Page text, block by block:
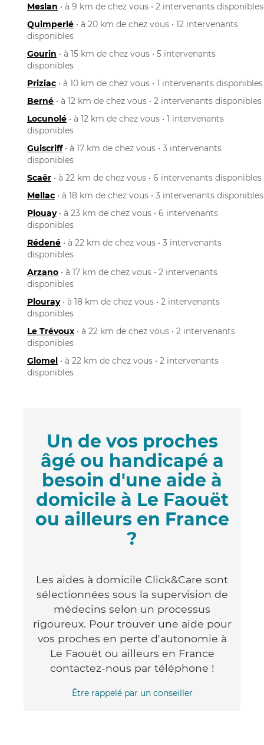
Meslan • à 9 km de chez vous • 2 intervenants disponibles
Quimperlé • à 20 km de chez vous • 12 intervenants
disponibles
Gourin • à 15 km de chez vous • 5 intervenants
disponibles
Priziac • à 10 km de chez vous • 1 intervenants disponibles
Berné • à 12 km de chez vous • 2 intervenants disponibles
Locunolé • à 12 km de chez vous • 1 intervenants
disponibles
Guiscriff• à 17 km de chez vous • 3 intervenants
disponibles
Scaër • à 22 km de chez vous • 6 intervenants disponibles
Mellac • à 18 km de chez vous • 3 intervenants disponibles
Plouay• à 23 km de chez vous • 6 intervenants
disponibles
Rédené • à 22 km de chez vous • 3 intervenants
disponibles
Arzano • à 17 km de chez vous • 2 intervenants
disponibles
Plouray• à 18 km de chez vous • 2 intervenants
disponibles
Le Trévoux • à 22 km de chez vous • 2 intervenants
disponibles
Glomel • à 22 km de chez vous • 2 intervenants
disponibles
Un de vos proches
âgé ou handicapé a
besoin d'une aide à
domicile à Le Faouët
ou ailleurs en France
?
Les aides à domicile Click&Care sont
sélectionnées sous la supervision de
médecins selon un processus
rigoureux. Pour trouver une aide pour
vos proches en perte d'autonomie à
Le Faouët ou ailleurs en France
contactez-nous par téléphone !
Être rappelé par un conseiller